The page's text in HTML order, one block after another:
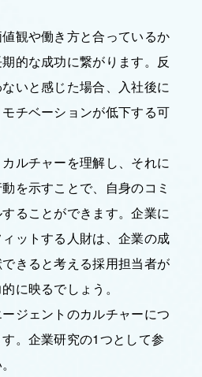
観や働き方と合っているか
的な成功に繋がります。反
いと感じた場合、入社後に
チベーションが低下する可
ルチャーを理解し、それに
を示すことで、自身のコミ
ることができます。企業に
ットする人財は、企業の成
きると考える採用担当者が
に映るでしょう。
ジェントのカルチャーにつ
。企業研究の1つとして参